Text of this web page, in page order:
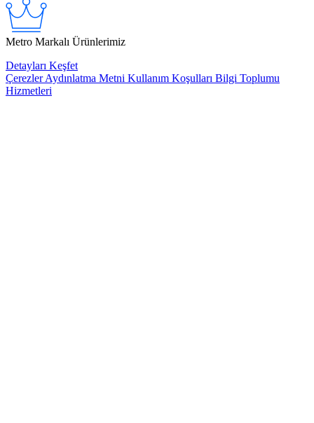
Metro Markalı Ürünlerimiz
Detayları Keşfet
ÇerezlerAydınlatma Metni Kullanım Koşulları Bilgi Toplumu
Hizmetleri